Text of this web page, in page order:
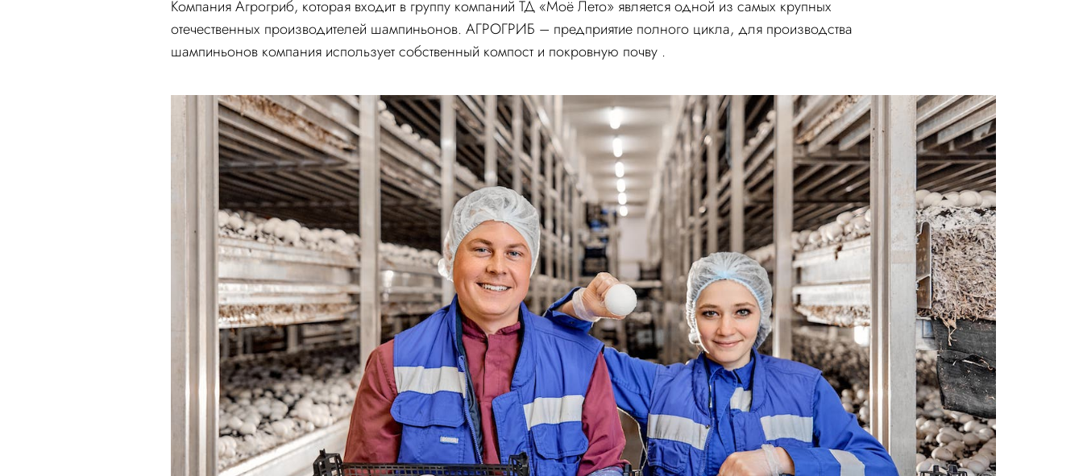
Компания Агрогриб, которая входит в группу компаний ТД «Моё Лето» является одной из самых крупных
отечественных производителей шампиньонов. АГРОГРИБ – предприятие полного цикла, для производства
шампиньонов компания использует собственный компост и покровную почву .